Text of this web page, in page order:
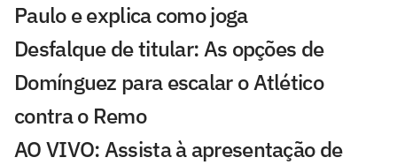
Paulo e explica como joga
Desfalque de titular: As opções de
Domínguez para escalar o Atlético
contra o Remo
AO VIVO: Assista à apresentação de